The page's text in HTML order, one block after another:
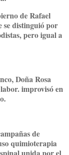
de Rafael
se distinguió por
pero igual a
Doña Rosa
improvisó en
de
quimioterapia
unida por el